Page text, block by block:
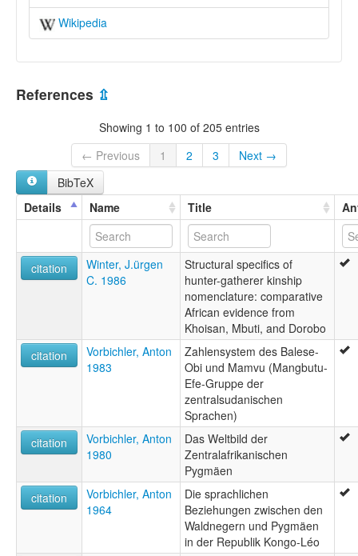
Wikipedia
References ⇫
Showing 1 to 100 of 205 entries
← Previous
1 2 3
Next →
BibTeX
Details
Name Title
citation
Winter, J.ürgen
C. 1986
Structural specifics of
hunter-gatherer kinship
nomenclature: comparative
African evidence from
Khoisan, Mbuti, and Dorobo
citation
Vorbichler, Anton
1983
Zahlensystem des Balese-
Obi und Mamvu (Mangbutu-
Efe-Gruppe der
zentralsudanischen
Sprachen)
citation
Vorbichler, Anton
1980
Das Weltbild der
Zentralafrikanischen
Pygmäen
citation
Vorbichler, Anton
1964
Die sprachlichen
Beziehungen zwischen den
Waldnegern und Pygmäen
in der Republik Kongo-Léo